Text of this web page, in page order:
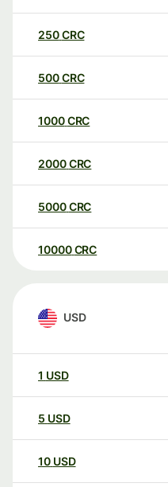
250CRC
500CRC
1000CRC
2000CRC
5000CRC
10000 CRC
USD
1 USD
5 USD
10 USD